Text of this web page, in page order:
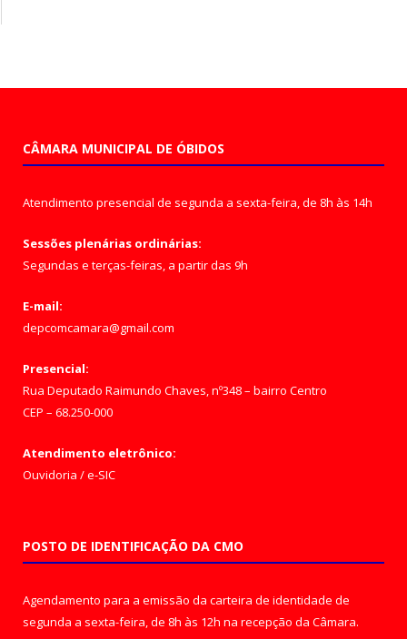
CÂMARA MUNICIPAL DE ÓBIDOS
Atendimento presencial de segunda a sexta-feira, de 8h às 14h
Sessões plenárias ordinárias:
Segundas e terças-feiras, a partir das 9h
E-mail:
depcomcamara@gmail.com
Presencial:
Rua Deputado Raimundo Chaves, nº348 – bairro Centro
CEP – 68.250-000
Atendimento eletrônico:
Ouvidoria /e-SIC
POSTO DE IDENTIFICAÇÃO DA CMO
Agendamento para a emissão da carteira de identidade de
segunda a sexta-feira, de 8h às 12h na recepção da Câmara.